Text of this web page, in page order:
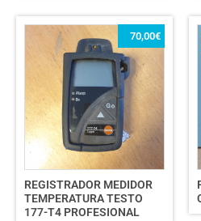
REGISTRADOR MEDIDOR
TEMPERATURA TESTO
177-T4 PROFESIONAL
70,00€